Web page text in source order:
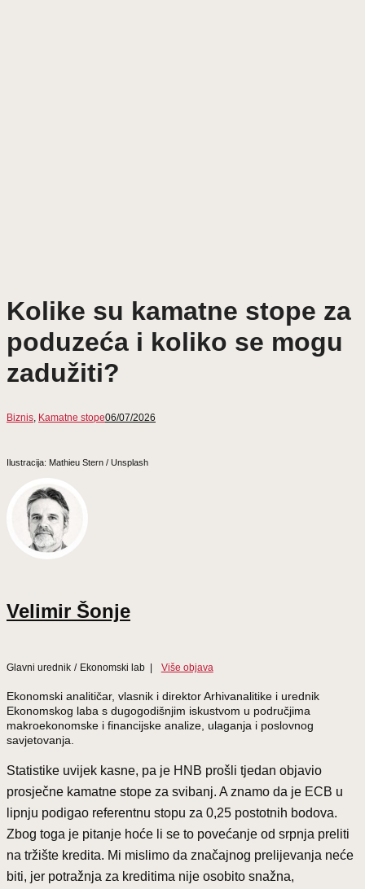
Kolike su kamatne stope za
poduzeća i koliko se mogu
zadužiti?
Biznis, Kamatne stope06/07/2026
Ilustracija: Mathieu Stern / Unsplash
Velimir Šonje
Glavni urednik / Ekonomski lab | Više objava
Ekonomski analitičar, vlasnik i direktor Arhivanalitike i urednik
Ekonomskog laba s dugogodišnjim iskustvom u područjima
makroekonomske i financijske analize, ulaganja i poslovnog
savjetovanja.
Statistike uvijek kasne, pa je HNB prošli tjedan objavio
prosječne kamatne stope za svibanj. A znamo da je ECB u
lipnju podigao referentnu stopu za 0,25 postotnih bodova.
Zbog toga je pitanje hoće li se to povećanje od srpnja preliti
na tržište kredita. Mi mislimo da značajnog prelijevanja neće
biti, jer potražnja za kreditima nije osobito snažna,